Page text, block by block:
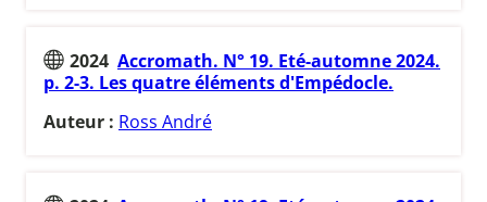
2024 Accromath. N° 19. Eté-automne 2024.
p. 2-3. Les quatre éléments d'Empédocle.
Auteur : Ross André